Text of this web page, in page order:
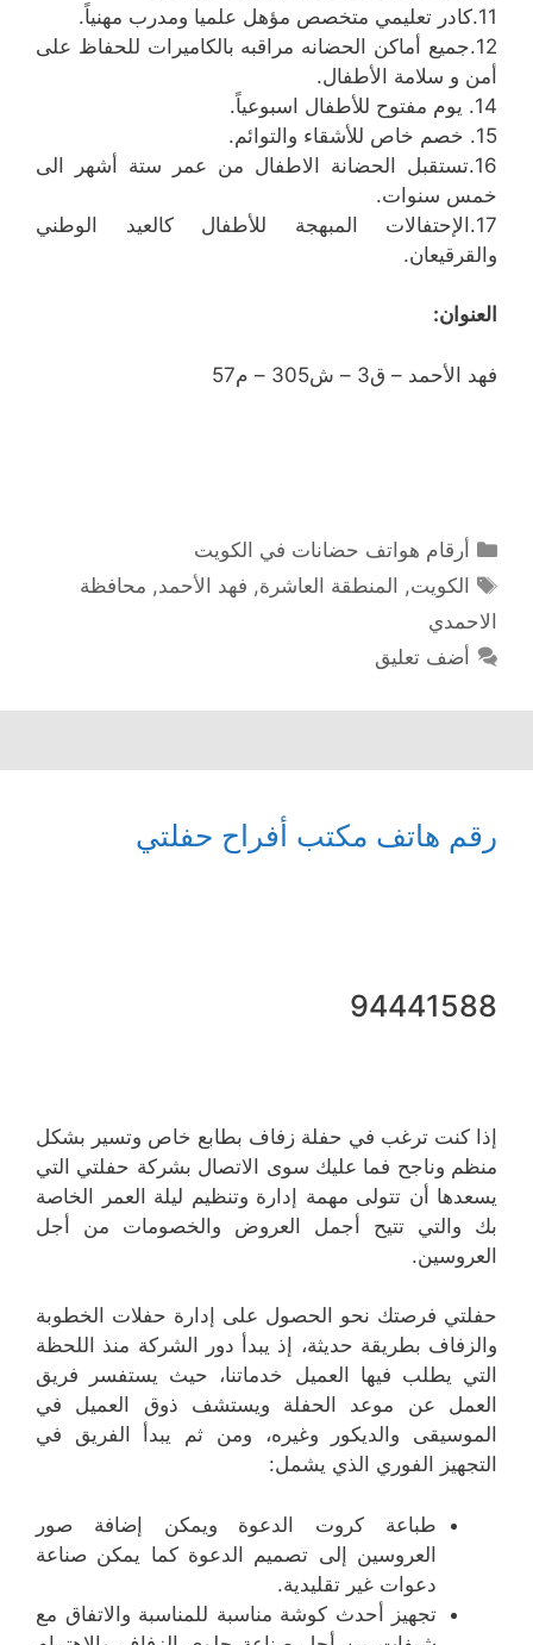
11.كادر تعليمي متخصص مؤهل علميا ومدرب مهنياً.
12.جميع أماكن الحضانه مراقبه بالكاميرات للحفاظ على
أمن و سلامة الأطفال.
14. يوم مفتوح للأطفال اسبوعياً.
15. خصم خاص للأشقاء والتوائم.
16.تستقبل الحضانة الاطفال من عمر ستة أشهر الى
خمس سنوات.
17.الإحتفالات المبهجة للأطفال كالعيد الوطني
والقرقيعان.
العنوان:
فهد الأحمد – ق3 – ش305 – م57
التصنيفات
أرقام هواتف حضانات في الكويت
الوسوم
الكويت, المنطقة العاشرة, فهد الأحمد, محافظة
الاحمدي
أضف تعليق
رقم هاتف مكتب أفراح حفلتي
94441588
إذا كنت ترغب في حفلة زفاف بطابع خاص وتسير بشكل
منظم وناجح فما عليك سوى الاتصال بشركة حفلتي التي
يسعدها أن تتولى مهمة إدارة وتنظيم ليلة العمر الخاصة
بك والتي تتيح أجمل العروض والخصومات من أجل
العروسين.
حفلتي فرصتك نحو الحصول على إدارة حفلات الخطوبة
والزفاف بطريقة حديثة، إذ يبدأ دور الشركة منذ اللحظة
التي يطلب فيها العميل خدماتنا، حيث يستفسر فريق
العمل عن موعد الحفلة ويستشف ذوق العميل في
الموسيقى والديكور وغيره، ومن ثم يبدأ الفريق في
التجهيز الفوري الذي يشمل:
طباعة كروت الدعوة ويمكن إضافة صور
العروسين إلى تصميم الدعوة كما يمكن صناعة
دعوات غير تقليدية.
تجهيز أحدث كوشة مناسبة للمناسبة والاتفاق مع